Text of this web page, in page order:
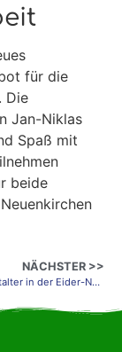
für die
Die
Jan-Niklas
Spaß mit
beide
NÄCHSTER >>
Das digitale Zeitalter in der Eider-Nordsee-Schule